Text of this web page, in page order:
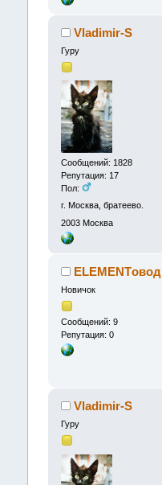
Vladimir-S
Гуру
Сообщений: 1828
Репутация: 17
Пол:
г. Москва, братеево.
2003 Москва
ELEMENTовод
Новичок
Сообщений: 9
Репутация: 0
Vladimir-S
Гуру